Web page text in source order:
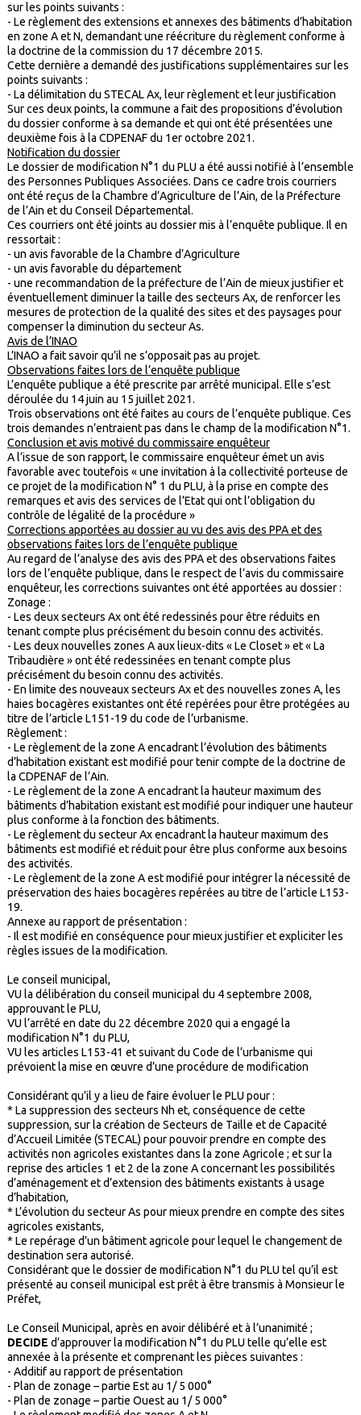
sur les points suivants :
- Le règlement des extensions et annexes des bâtiments d’habitation
en zone A et N, demandant une réécriture du règlement conforme à
la doctrine de la commission du 17 décembre 2015.
Cette dernière a demandé des justifications supplémentaires sur les
points suivants :
- La délimitation du STECAL Ax, leur règlement et leur justification
Sur ces deux points, la commune a fait des propositions d’évolution
du dossier conforme à sa demande et qui ont été présentées une
deuxième fois à la CDPENAF du 1er octobre 2021.
Notification du dossier
Le dossier de modification N°1 du PLU a été aussi notifié à l’ensemble
des Personnes Publiques Associées. Dans ce cadre trois courriers
ont été reçus de la Chambre d’Agriculture de l’Ain, de la Préfecture
de l’Ain et du Conseil Départemental.
Ces courriers ont été joints au dossier mis à l’enquête publique. Il en
ressortait :
- un avis favorable de la Chambre d’Agriculture
- un avis favorable du département
- une recommandation de la préfecture de l’Ain de mieux justifier et
éventuellement diminuer la taille des secteurs Ax, de renforcer les
mesures de protection de la qualité des sites et des paysages pour
compenser la diminution du secteur As.
Avis de l’INAO
L’INAO a fait savoir qu’il ne s’opposait pas au projet.
Observations faites lors de l’enquête publique
L’enquête publique a été prescrite par arrêté municipal. Elle s’est
déroulée du 14 juin au 15 juillet 2021.
Trois observations ont été faites au cours de l’enquête publique. Ces
trois demandes n’entraient pas dans le champ de la modification N°1.
Conclusion et avis motivé du commissaire enquêteur
A l’issue de son rapport, le commissaire enquêteur émet un avis
favorable avec toutefois « une invitation à la collectivité porteuse de
ce projet de la modification N° 1 du PLU, à la prise en compte des
remarques et avis des services de l’Etat qui ont l’obligation du
contrôle de légalité de la procédure »
Corrections apportées au dossier au vu des avis des PPA et des
observations faites lors de l’enquête publique
Au regard de l’analyse des avis des PPA et des observations faites
lors de l’enquête publique, dans le respect de l’avis du commissaire
enquêteur, les corrections suivantes ont été apportées au dossier :
Zonage :
- Les deux secteurs Ax ont été redessinés pour être réduits en
tenant compte plus précisément du besoin connu des activités.
- Les deux nouvelles zones A aux lieux-dits « Le Closet » et « La
Tribaudière » ont été redessinées en tenant compte plus
précisément du besoin connu des activités.
- En limite des nouveaux secteurs Ax et des nouvelles zones A, les
haies bocagères existantes ont été repérées pour être protégées au
titre de l’article L151-19 du code de l’urbanisme.
Règlement :
- Le règlement de la zone A encadrant l’évolution des bâtiments
d’habitation existant est modifié pour tenir compte de la doctrine de
la CDPENAF de l’Ain.
- Le règlement de la zone A encadrant la hauteur maximum des
bâtiments d’habitation existant est modifié pour indiquer une hauteur
plus conforme à la fonction des bâtiments.
- Le règlement du secteur Ax encadrant la hauteur maximum des
bâtiments est modifié et réduit pour être plus conforme aux besoins
des activités.
- Le règlement de la zone A est modifié pour intégrer la nécessité de
préservation des haies bocagères repérées au titre de l’article L153-
19.
Annexe au rapport de présentation :
- Il est modifié en conséquence pour mieux justifier et expliciter les
règles issues de la modification.
Le conseil municipal,
VU la délibération du conseil municipal du 4 septembre 2008,
approuvant le PLU,
VU l’arrêté en date du 22 décembre 2020 qui a engagé la
modification N°1 du PLU,
VU les articles L153-41 et suivant du Code de l’urbanisme qui
prévoient la mise en œuvre d’une procédure de modification
Considérant qu’il y a lieu de faire évoluer le PLU pour :
* La suppression des secteurs Nh et, conséquence de cette
suppression, sur la création de Secteurs de Taille et de Capacité
d’Accueil Limitée (STECAL) pour pouvoir prendre en compte des
activités non agricoles existantes dans la zone Agricole ; et sur la
reprise des articles 1 et 2 de la zone A concernant les possibilités
d’aménagement et d’extension des bâtiments existants à usage
d’habitation,
* L’évolution du secteur As pour mieux prendre en compte des sites
agricoles existants,
* Le repérage d’un bâtiment agricole pour lequel le changement de
destination sera autorisé.
Considérant que le dossier de modification N°1 du PLU tel qu’il est
présenté au conseil municipal est prêt à être transmis à Monsieur le
Préfet,
Le Conseil Municipal, après en avoir délibéré et à l’unanimité ;
DECIDE d’approuver la modification N°1 du PLU telle qu’elle est
annexée à la présente et comprenant les pièces suivantes :
- Additif au rapport de présentation
- Plan de zonage – partie Est au 1/ 5 000°
- Plan de zonage – partie Ouest au 1/ 5 000°